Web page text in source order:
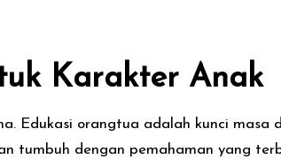
Karakter Anak
Edukasi orangtua adalah kunci masa
tumbuh dengan pemahaman yang